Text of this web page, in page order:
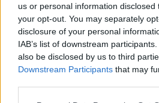
us or personal information
your opt-out. You may separately
disclosure of your personal
IAB’s list of downstream
also be disclosed by us to third
Downstream Participants that may
Harari elkeseredett amiatt,
gyerekeknek szóló könyveit
A világ legismertebb történész-
Hararinak legújabb, gyerekeknek
kell, csak így kerülhetnek hazai
úgynevezett gyermekvédelmi